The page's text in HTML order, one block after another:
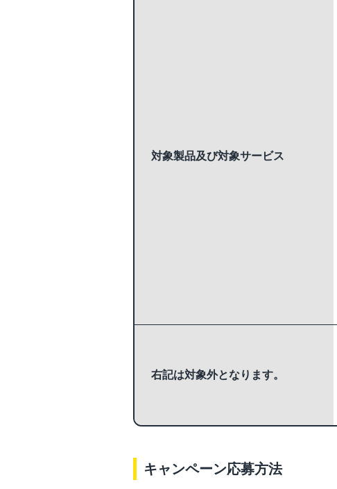
対象製品及び対象サービス
右記は対象外となります。
キャンペーン応募方法